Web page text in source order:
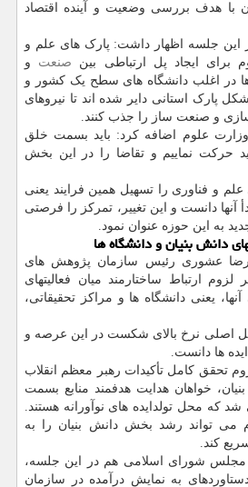
با هدف بررسی وضعیت و آینده اقتصاد
این جلسه اظهار داشت: پارک های علم و
برای ایجاد پل ارتباطی بین صنعت و
در اغلب دانشگاه های سطح یک کشور و
پارک استانی دایر شده اند تا نیروهای
و صنعت ساز را جذب کنند.
علوم اضافه کرد: باید بسمت خلق
حرکت نماییم و تقاضا را در این بخش
و فناوری را تسهیل همین فرایند یعنی
آنها دانست و این تغییر، تمرکز را فرصتی
دانش بنیان و دانشگاه ها
عشوری رئیس سازمان پژوهش های
ارتباط ساختارمند میان فعالیتهای
یعنی دانشگاه ها و مراکز تحقیقاتی،
اصلی نرخ بالای شکست در این عرصه و
ها دانست.
تحقق کامل تأکیدات رهبر معظم انقلاب
خواهان هدایت هدفمند منابع بسمت
که محل تولدایده های نوآورانه هستند.
می تواند رشد بخش دانش بنیان را به
کند.
مجلس شورای اسلامی هم در این جلسه،
به نمایش درآمده در سازمان